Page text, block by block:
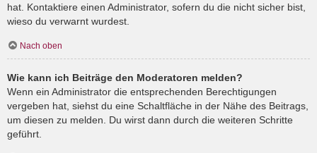
hat. Kontaktiere einen Administrator, sofern du die nicht sicher bist,
wieso du verwarnt wurdest.
Nach oben
Wie kann ich Beiträge den Moderatoren melden?
Wenn ein Administrator die entsprechenden Berechtigungen
vergeben hat, siehst du eine Schaltfläche in der Nähe des Beitrags,
um diesen zu melden. Du wirst dann durch die weiteren Schritte
geführt.